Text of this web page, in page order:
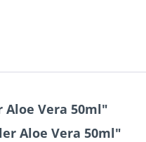
Vera 50ml"
Aloe Vera 50ml"